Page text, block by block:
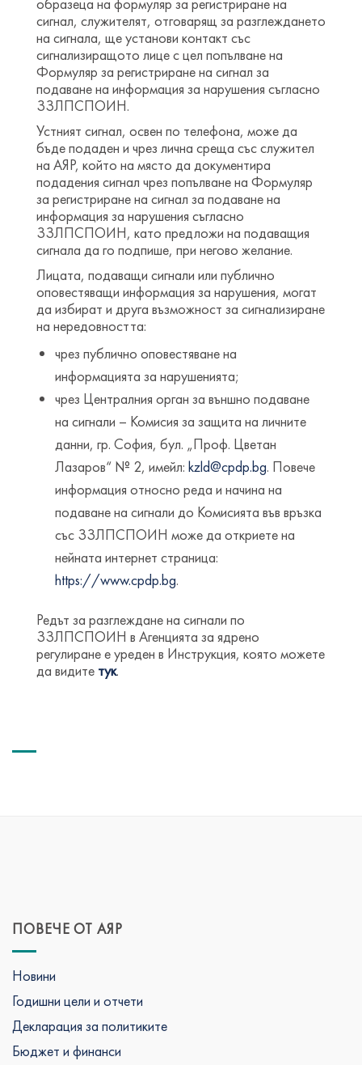
образеца на формуляр за регистриране на
сигнал, служителят, отговарящ за разглеждането
на сигнала, ще установи контакт със
сигнализиращото лице с цел попълване на
Формуляр за регистриране на сигнал за
подаване на информация за нарушения съгласно
ЗЗЛПСПОИН.
Устният сигнал, освен по телефона, може да
бъде подаден и чрез лична среща със служител
на АЯР, който на място да документира
подадения сигнал чрез попълване на Формуляр
за регистриране на сигнал за подаване на
информация за нарушения съгласно
ЗЗЛПСПОИН, като предложи на подаващия
сигнала да го подпише, при негово желание.
Лицата, подаващи сигнали или публично
оповестяващи информация за нарушения, могат
да избират и друга възможност за сигнализиране
на нередовността:
чрез публично оповестяване на
информацията за нарушенията;
чрез Централния орган за външно подаване
на сигнали – Комисия за защита на личните
данни, гр. София, бул. „Проф. Цветан
Лазаров“ № 2, имейл:kzld@cpdp.bg. Повече
информация относно реда и начина на
подаване на сигнали до Комисията във връзка
със ЗЗЛПСПОИН може да откриете на
нейната интернет страница:
https://www.cpdp.bg.
Редът за разглеждане на сигнали по
ЗЗЛПСПОИН в Агенцията за ядрено
регулиране е уреден в Инструкция, която можете
да видите тук.
ПОВЕЧЕ ОТ АЯР
Новини
Годишни цели и отчети
Декларация за политиките
Бюджет и финанси